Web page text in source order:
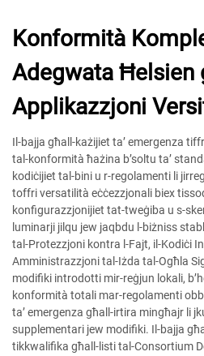
Konformità
Adegwata Ħelsien
Applikazzjoni
Il-bajja għall-każijiet ta’ emergenza
tal-konformità ħażina b’soltu ta’
kodiċijiet tal-bini u r-regolamenti li
toffri versatilità eċċezzjonali biex
konfigurazzjonijiet tat-tweġiba u s-
luminarji jilqu jew jaqbdu l-biżniss
tal-Protezzjoni kontra l-Fajt, il-Kodiċi
Amministrazzjoni tal-Iżda tal-Ogħla
modifiki introdotti mir-reġjun lokali,
konformità totali mar-regolamenti
ta’ emergenza għall-irtira mingħajr li
supplementari jew modifiki. Il-bajja
tikkwalifika għall-listi tal-Consortium